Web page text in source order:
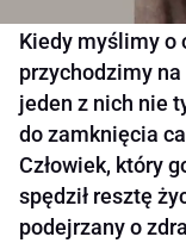
Kiedy myślimy o
przychodzimy
jeden z nich nie
do zamknięcia
Człowiek, który
spędził resztę
podejrzany o